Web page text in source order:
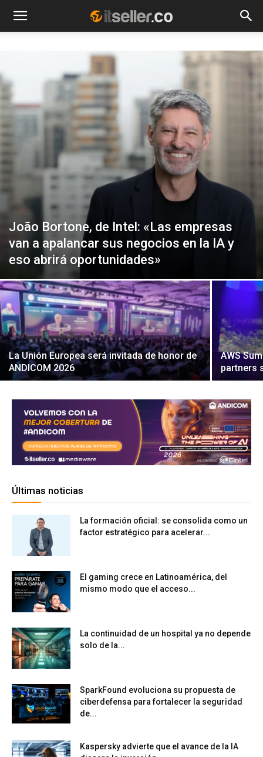
João Bortone, de Intel: «Las empresas
van a apalancar sus negocios en la IA y
eso abrirá oportunidades»
La Unión Europea será invitada de honor de
ANDICOM 2026
AWS
partners
Últimas noticias
La formación oficial: se consolida como un
factor estratégico para acelerar...
El gaming crece en Latinoamérica, del
mismo modo que el acceso...
La continuidad de un hospital ya no depende
solo de la...
SparkFound evoluciona su propuesta de
ciberdefensa para fortalecer la seguridad
de...
Kaspersky advierte que el avance de la IA